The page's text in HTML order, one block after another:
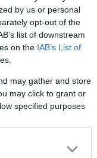
by us or personal
opt-out of the
list of downstream
on the IAB’s List of
may gather and store
may click to grant or
specified purposes
Κεντρικό...
Κεντρικό
05/08/2026
Ώρα Ελλάδος...
Όλες οι